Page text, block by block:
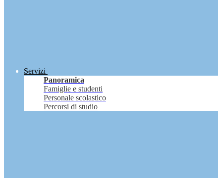
Servizi
Panoramica
Famiglie e studenti
Personale scolastico
Percorsi di studio